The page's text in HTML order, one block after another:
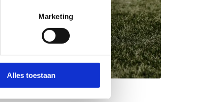
Marketing
Alles toestaan